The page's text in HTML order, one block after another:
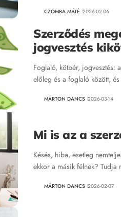
CZOMBA MÁTÉ 2026-02-06
Szerződés
jogvesztés
Foglaló, kötbér, jogvesztés:
előleg és a foglaló között,
MÁRTON DANCS 2026-03-14
Mi is az a
Késés, hiba, esetleg
ekkor a másik félnek?
MÁRTON DANCS 2026-02-07